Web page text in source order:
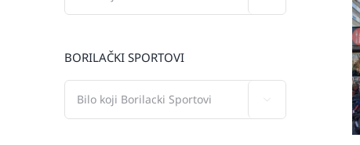
BORILAČKI SPORTOVI